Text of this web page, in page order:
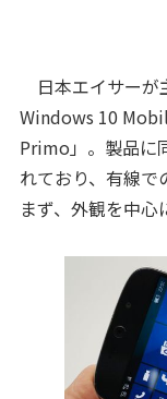
日本エイサーが
Windows 10
Primo」。製品に
れており、有線
まず、外観を中心